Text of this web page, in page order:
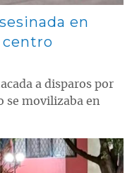
en
a disparos por
se movilizaba en